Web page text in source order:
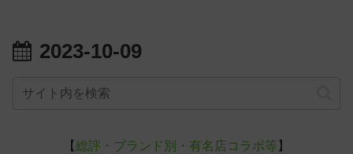
2023-10-09
【総評・ブランド別・有名店コラボ等 】